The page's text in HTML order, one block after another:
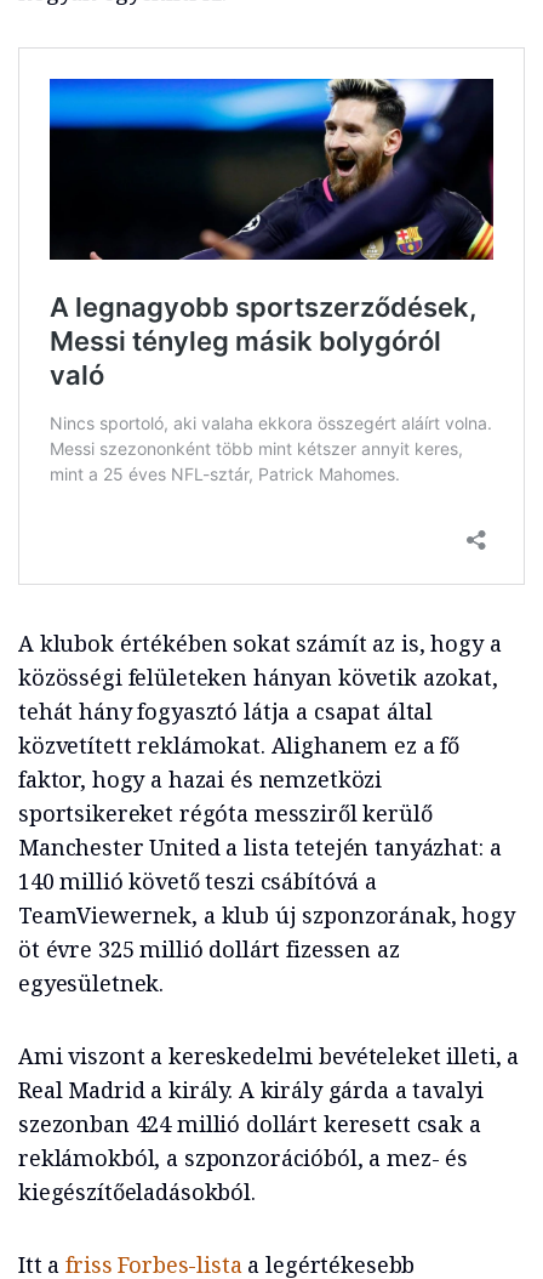
A klubok értékében sokat számít az is, hogy a
közösségi felületeken hányan követik azokat,
tehát hány fogyasztó látja a csapat által
közvetített reklámokat. Alighanem ez a fő
faktor, hogy a hazai és nemzetközi
sportsikereket régóta messziről kerülő
Manchester United a lista tetején tanyázhat: a
140 millió követő teszi csábítóvá a
TeamViewernek, a klub új szponzorának, hogy
öt évre 325 millió dollárt fizessen az
egyesületnek.
Ami viszont a kereskedelmi bevételeket illeti, a
Real Madrid a király. A király gárda a tavalyi
szezonban 424 millió dollárt keresett csak a
reklámokból, a szponzorációból, a mez- és
kiegészítőeladásokból.
Itt afriss Forbes-listaa legértékesebb